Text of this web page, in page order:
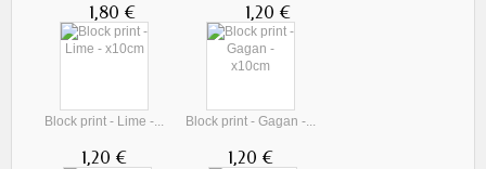
1,80 € 1,20 €
Block print - Lime -...
1,20 €
Block print - Gagan -...
1,20 €